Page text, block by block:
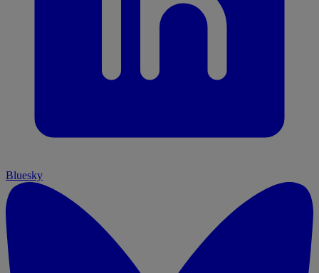
Bluesky